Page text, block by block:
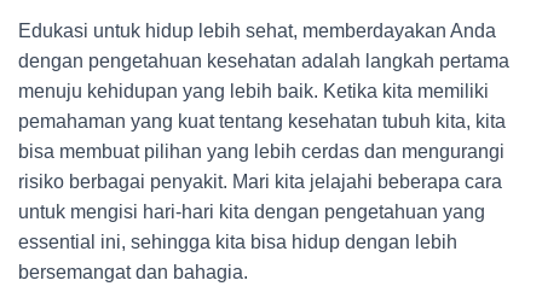
Edukasi untuk hidup lebih sehat, memberdayakan Anda
dengan pengetahuan kesehatan adalah langkah pertama
menuju kehidupan yang lebih baik. Ketika kita memiliki
pemahaman yang kuat tentang kesehatan tubuh kita, kita
bisa membuat pilihan yang lebih cerdas dan mengurangi
risiko berbagai penyakit. Mari kita jelajahi beberapa cara
untuk mengisi hari-hari kita dengan pengetahuan yang
essential ini, sehingga kita bisa hidup dengan lebih
bersemangat dan bahagia.